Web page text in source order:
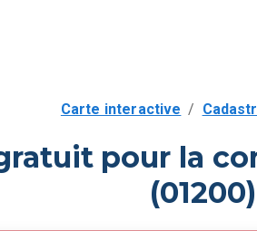
Carte interactive /
pour la
(01200)